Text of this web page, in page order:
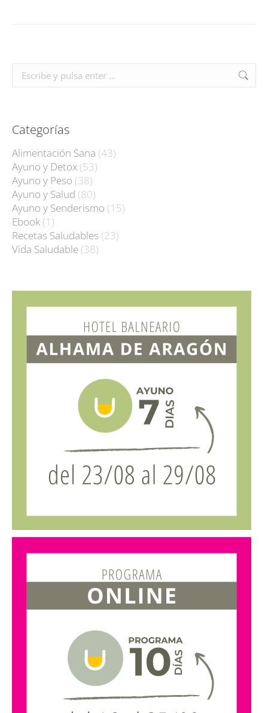
Buscar:
Categorías
Alimentación Sana (43)
Ayuno y Detox (53)
Ayuno y Peso (38)
Ayuno y Salud (80)
Ayuno y Senderismo (15)
Ebook (1)
Recetas Saludables (23)
Vida Saludable (38)